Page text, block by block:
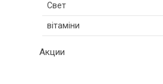
Свет
вітаміни
Акции